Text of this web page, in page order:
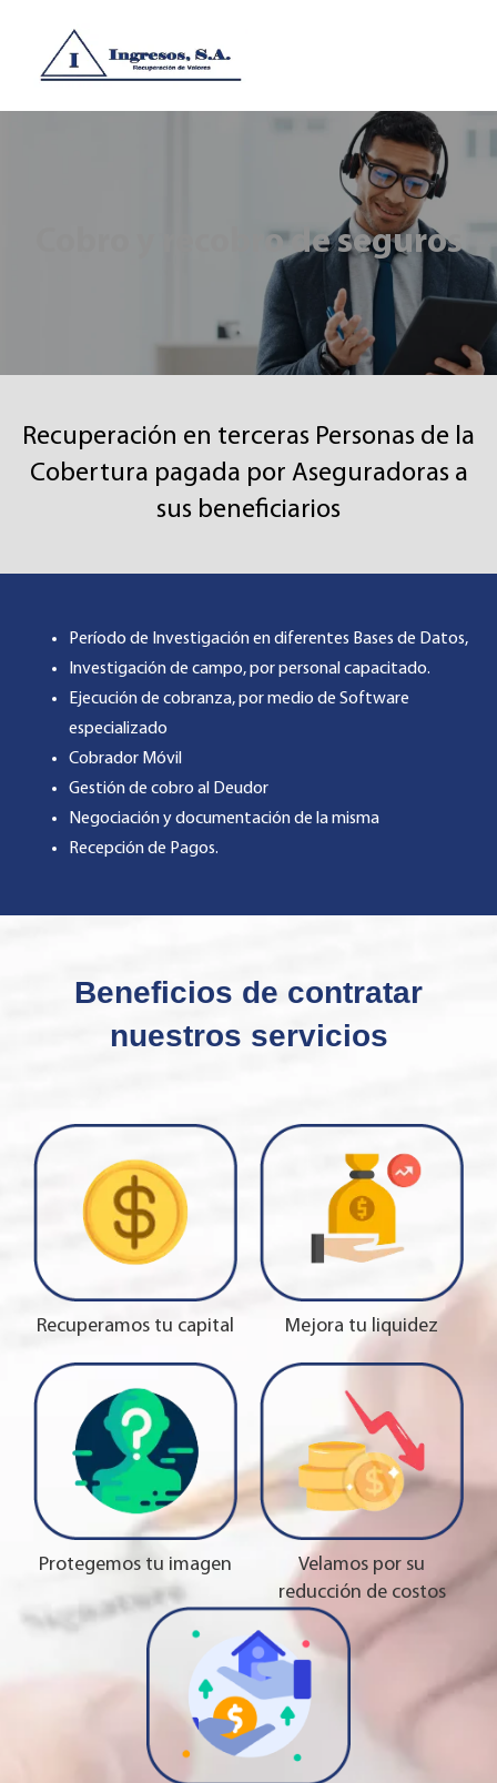
Cobro y recobro de seguros
Recuperación en terceras Personas de la
Cobertura pagada por Aseguradoras a
sus beneficiarios
Período de Investigación en diferentes Bases de Datos,
Investigación de campo, por personal capacitado.
Ejecución de cobranza, por medio de Software
especializado
Cobrador Móvil
Gestión de cobro al Deudor
Negociación y documentación de la misma
Recepción de Pagos.
Beneficios de contratar
nuestros servicios
Recuperamos tu capital Mejora tu liquidez
Protegemos tu imagen
Velamos por su
reducción de costos